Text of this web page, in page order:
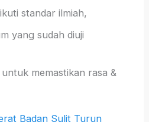
standar ilmiah,
yang sudah diuji
memastikan rasa &
Badan Sulit Turun